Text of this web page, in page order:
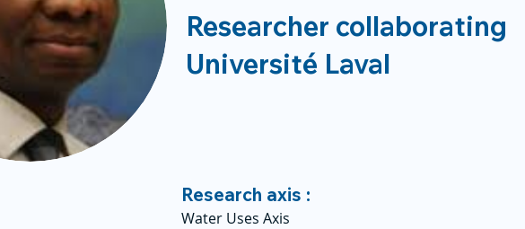
Researcher collaborating
Université Laval
Research axis :
Water Uses Axis